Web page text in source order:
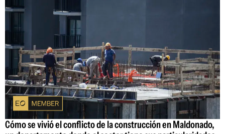
Cómo se vivió el conflicto de la construcción en Maldonado,